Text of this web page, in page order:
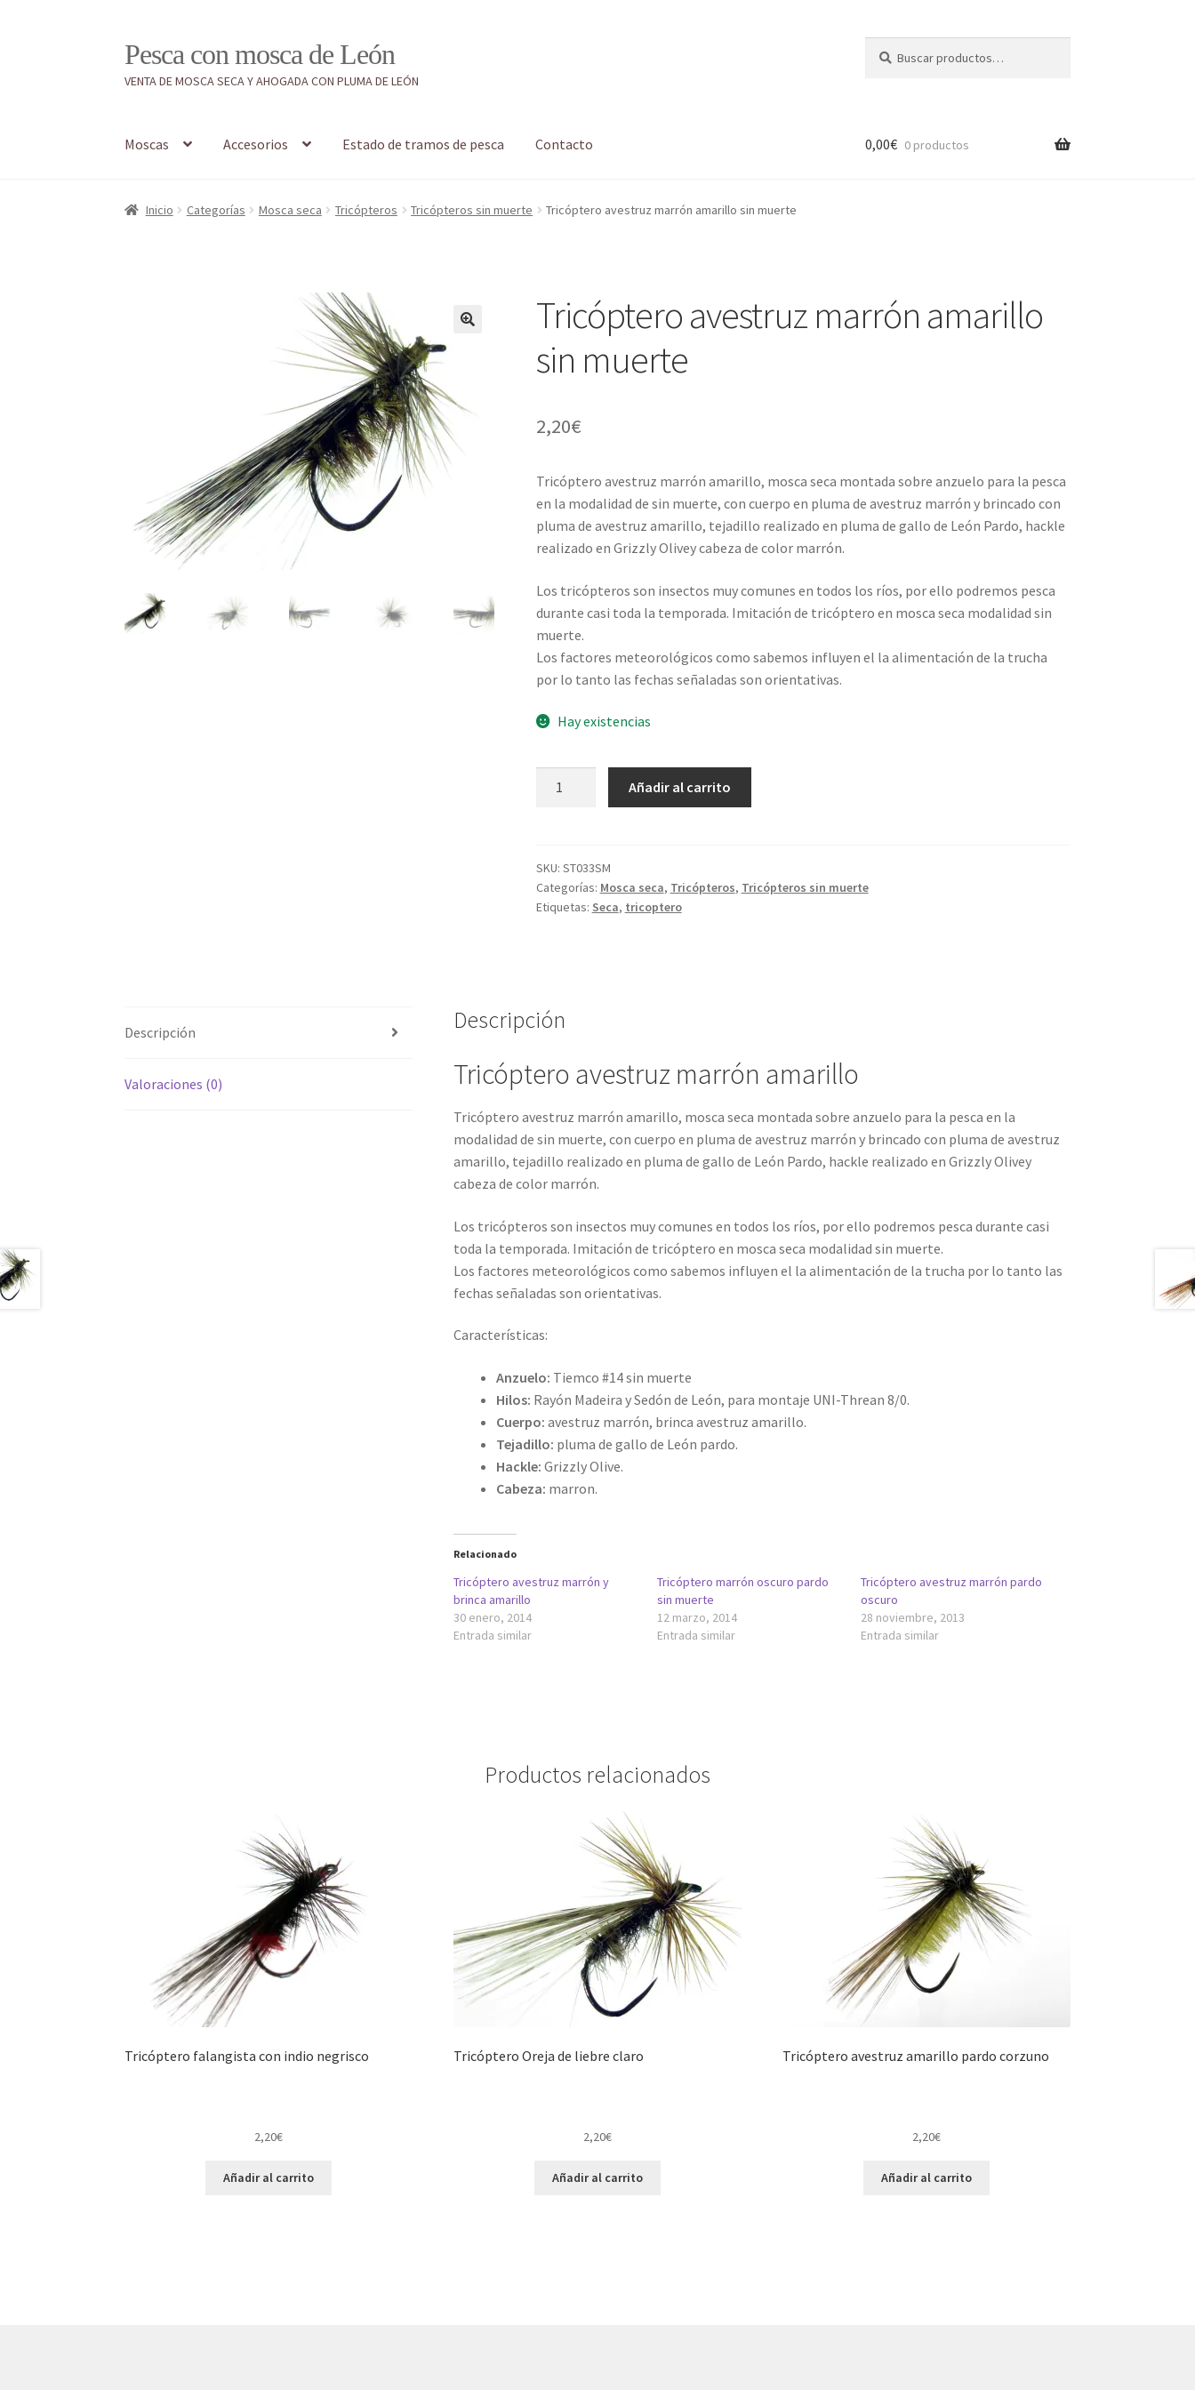
Ir
a
la
Ir
al
contenido
Pesca con mosca de León
VENTA DE MOSCA SECA Y AHOGADA CON PLUMA DE LEÓN
por:
Moscas Accesorios Estado de tramos de pesca Contacto
Inicio #7897 (sin título) Caja Estado de tramos de pesca Formulario de contacto Mi cuenta Realizar pedido
0,00€ 0 productos
Inicio Categorías Mosca seca Tricópteros Tricópteros sin muerte Tricóptero avestruz marrón amarillo sin muerte
Tricóptero avestruz marrón amarillo
sin muerte
2,20€
Tricóptero avestruz marrón amarillo, mosca seca montada sobre anzuelo para la pesca
en la modalidad de sin muerte, con cuerpo en pluma de avestruz marrón y brincado con
pluma de avestruz amarillo, tejadillo realizado en pluma de gallo de León Pardo, hackle
realizado en Grizzly Olivey cabeza de color marrón.
Los tricópteros son insectos muy comunes en todos los ríos, por ello podremos pesca
durante casi toda la temporada. Imitación de tricóptero en mosca seca modalidad sin
muerte.
Los factores meteorológicos como sabemos influyen el la alimentación de la trucha
por lo tanto las fechas señaladas son orientativas.
Hay existencias
sin
muerte
cantidad
Añadir al carrito
SKU: ST033SM
Categorías: Mosca seca, Tricópteros, Tricópteros sin muerte
Etiquetas: Seca, tricoptero
Descripción
Valoraciones (0)
Descripción
Tricóptero avestruz marrón amarillo
Tricóptero avestruz marrón amarillo, mosca seca montada sobre anzuelo para la pesca en la
modalidad de sin muerte, con cuerpo en pluma de avestruz marrón y brincado con pluma de avestruz
amarillo, tejadillo realizado en pluma de gallo de León Pardo, hackle realizado en Grizzly Olivey
cabeza de color marrón.
Los tricópteros son insectos muy comunes en todos los ríos, por ello podremos pesca durante casi
toda la temporada. Imitación de tricóptero en mosca seca modalidad sin muerte.
Los factores meteorológicos como sabemos influyen el la alimentación de la trucha por lo tanto las
fechas señaladas son orientativas.
Características:
Anzuelo: Tiemco #14 sin muerte
Hilos: Rayón Madeira y Sedón de León, para montaje UNI-Threan 8/0.
Cuerpo: avestruz marrón, brinca avestruz amarillo.
Tejadillo: pluma de gallo de León pardo.
Hackle: Grizzly Olive.
Cabeza: marron.
Relacionado
Tricóptero avestruz marrón y
brinca amarillo
30 enero, 2014
Entrada similar
Tricóptero marrón oscuro pardo
sin muerte
12 marzo, 2014
Entrada similar
Tricóptero avestruz marrón pardo
oscuro
28 noviembre, 2013
Entrada similar
Productos relacionados
Tricóptero falangista con indio negrisco
2,20€
Añadir al carrito
Tricóptero Oreja de liebre claro
2,20€
Añadir al carrito
Tricóptero avestruz amarillo pardo corzuno
2,20€
Añadir al carrito